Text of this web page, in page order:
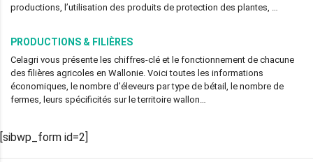
productions, l’utilisation des produits de protection des plantes, …
PRODUCTIONS & FILIÈRES
Celagri vous présente les chiffres-clé et le fonctionnement de chacune
des filières agricoles en Wallonie. Voici toutes les informations
économiques, le nombre d’éleveurs par type de bétail, le nombre de
fermes, leurs spécificités sur le territoire wallon…
[sibwp_form id=2]